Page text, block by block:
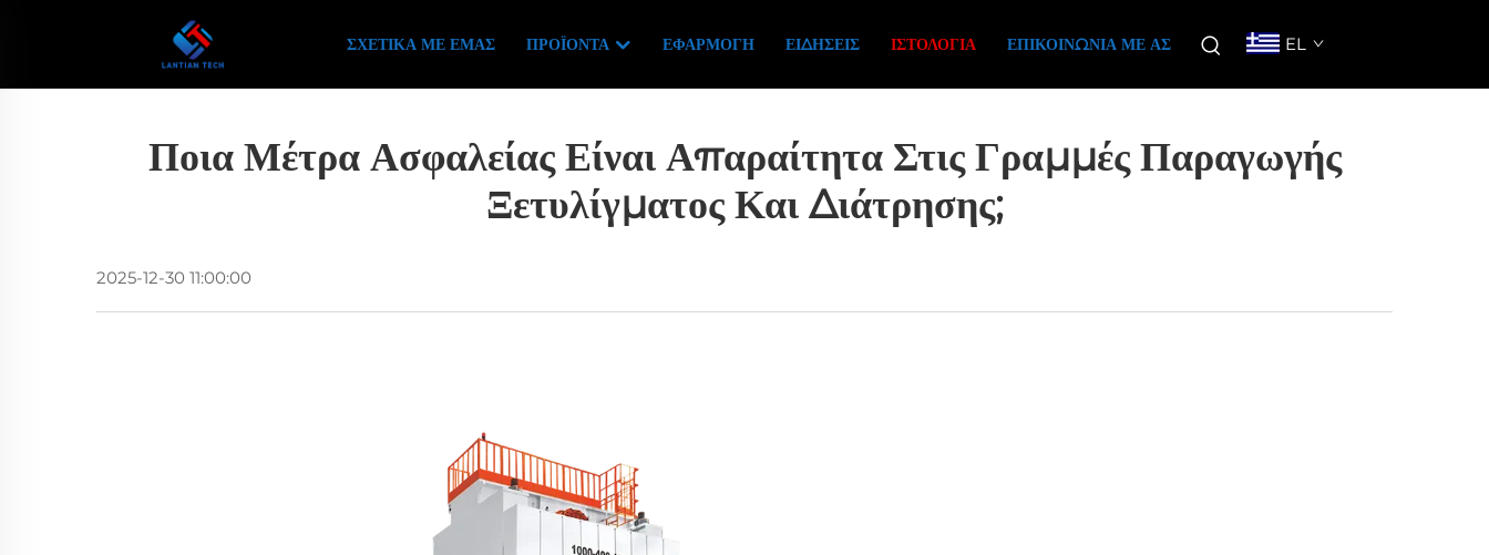
ΣΧΕΤΙΚΆ ΜΕ ΕΜΆΣ ΠΡΟΪΌΝΤΑ ΕΦΑΡΜΟΓΉ ΕΙΔΉΣΕΙΣ ΙΣΤΟΛΌΓΙΑ ΕΠΙΚΟΙΝΩΝΊΑ ΜΕ ΑΣ EL
Ποια Μέτρα Ασφαλείας Είναι Απαραίτητα Στις Γραμμές Παραγωγής
Ξετυλίγματος Και Διάτρησης;
2025-12-30 11:00:00